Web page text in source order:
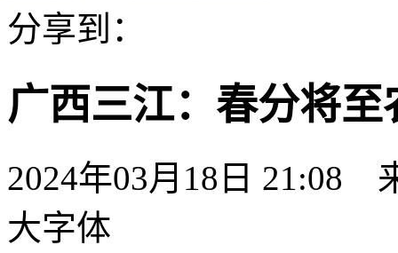
分享到：
广西三江：春分将至
2024年03月18日 21:08
大字体